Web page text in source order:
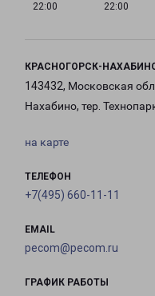
22:00
22:00
КРАСНОГОРСК-
143432, Московская
Нахабино, тер.
на карте
ТЕЛЕФОН
+7(495) 660-11-11
EMAIL
pecom@pecom.ru
ГРАФИК РАБОТЫ